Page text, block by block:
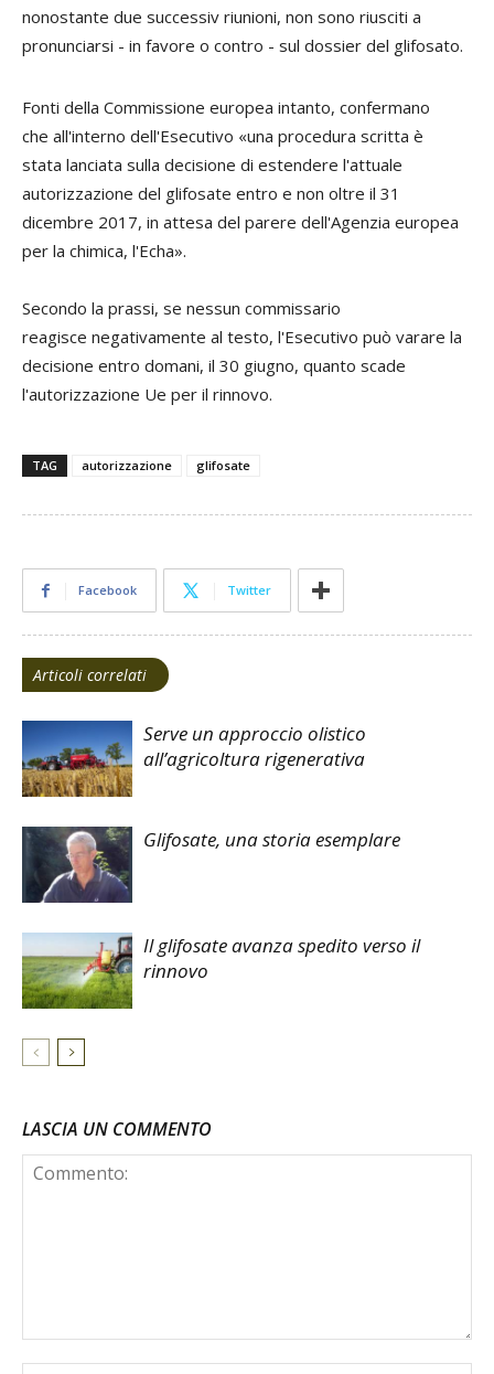
nonostante due successiv riunioni, non sono riusciti a
pronunciarsi - in favore o contro - sul dossier del glifosato.
Fonti della Commissione europea intanto, confermano
che all'interno dell'Esecutivo «una procedura scritta è
stata lanciata sulla decisione di estendere l'attuale
autorizzazione del glifosate entro e non oltre il 31
dicembre 2017, in attesa del parere dell'Agenzia europea
per la chimica, l'Echa».
Secondo la prassi, se nessun commissario
reagisce negativamente al testo, l'Esecutivo può varare la
decisione entro domani, il 30 giugno, quanto scade
l'autorizzazione Ue per il rinnovo.
TAG autorizzazione glifosate
Facebook Twitter
Articoli correlati
Serve un approccio olistico
all’agricoltura rigenerativa
Glifosate, una storia esemplare
Il glifosate avanza spedito verso il
rinnovo
LASCIA UN COMMENTO